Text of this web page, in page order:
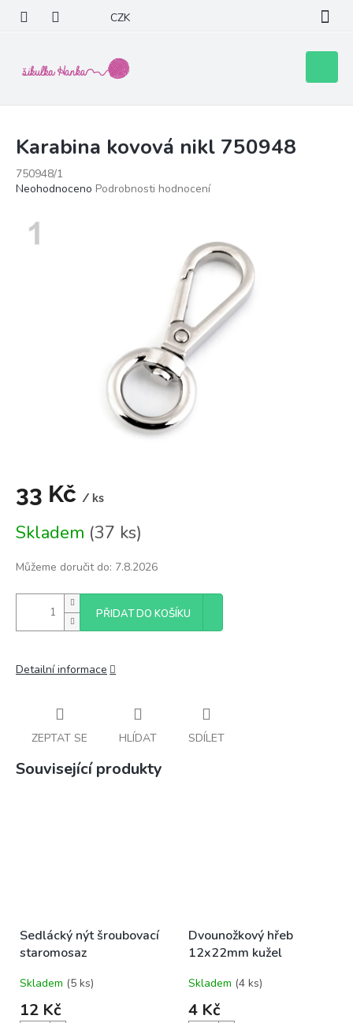
obsah
CZK
košík
Karabina kovová nikl 750948
750948/1
Průměrné
produktu
Neohodnoceno Podrobnosti hodnocení
33 Kč / ks
cena:
Skladem (37 ks)
Můžeme doručit do: 7.8.2026
PŘIDAT DO KOŠÍKU
Detailní informace
ZEPTAT SE HLÍDAT SDÍLET
Související produkty
Sedlácký nýt šroubovací
staromosaz
Skladem (5 ks)
12 Kč
Dvounožkový hřeb
12x22mm kužel
Skladem (4 ks)
4 Kč